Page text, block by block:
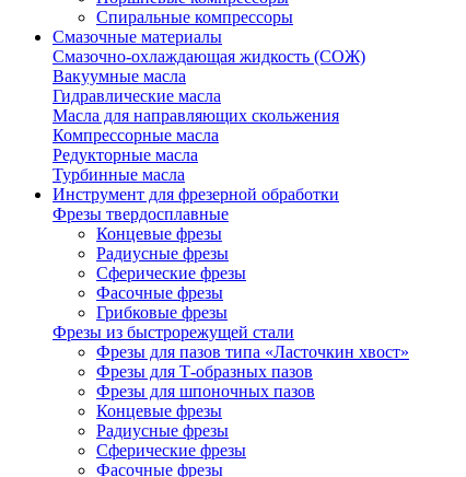
Спиральные компрессоры
Смазочные материалы
Смазочно-охлаждающая жидкость (СОЖ)
Вакуумные масла
Гидравлические масла
Масла для направляющих скольжения
Компрессорные масла
Редукторные масла
Турбинные масла
Инструмент для фрезерной обработки
Фрезы твердосплавные
Концевые фрезы
Радиусные фрезы
Сферические фрезы
Фасочные фрезы
Грибковые фрезы
Фрезы из быстрорежущей стали
Фрезы для пазов типа «Ласточкин хвост»
Фрезы для Т-образных пазов
Фрезы для шпоночных пазов
Концевые фрезы
Радиусные фрезы
Сферические фрезы
Фасочные фрезы